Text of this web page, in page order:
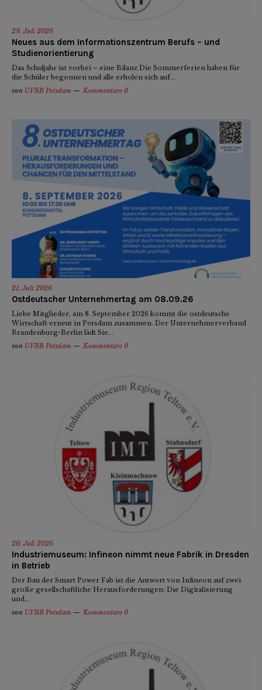
29. Juli 2026
Neues aus dem Informationszentrum Berufs – und
Studienorientierung
Das Schuljahr ist vorbei – eine Bilanz Die Sommerferien haben für
die Schüler begonnen und alle erholen sich auf...
von UVBB Potsdam Kommentare 0
21. Juli 2026
Ostdeutscher Unternehmertag am 08.09.26
Liebe Mitglieder, am 8. September 2026 kommt die ostdeutsche
Wirtschaft erneut in Potsdam zusammen. Der Unternehmerverband
Brandenburg-Berlin lädt Sie...
von UVBB Potsdam Kommentare 0
20. Juli 2026
Industriemuseum: Infineon nimmt neue Fabrik in Dresden
in Betrieb
Der Bau der Smart Power Fab ist die Antwort von Infineon auf zwei
große gesellschaftliche Herausforderungen: Die Digitalisierung
und...
von UVBB Potsdam Kommentare 0